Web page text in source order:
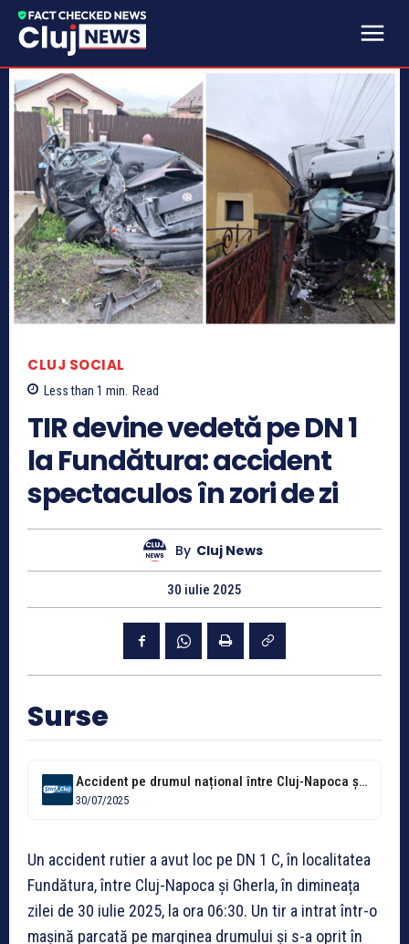
CLUJ SOCIAL
Less than 1 min. Read
TIR devine vedetă pe DN 1
la Fundătura: accident
spectaculos în zori de zi
By Cluj News
30 iulie 2025
Surse
Accident pe drumul național între Cluj-Napoca și Gherla, la Fundătura. Un tir...
30/07/2025
Un accident rutier a avut loc pe DN 1 C, în localitatea
Fundătura, între Cluj-Napoca și Gherla, în dimineața
zilei de 30 iulie 2025, la ora 06:30. Un tir a intrat într-o
mașină parcată pe marginea drumului și s-a oprit în